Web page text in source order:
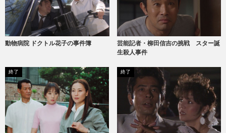
動物病院 ドクトル花子の事件簿
芸能記者・柳田信吉の挑戦 スター誕
生殺人事件
終了 終了